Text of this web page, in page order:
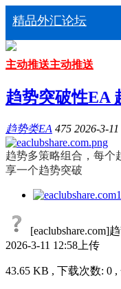
精品外汇论坛
主动推送主动推送
趋势突破性EA
趋势类EA 475 2026-3-
趋势多策略组合，每个
享一个趋势突破
[eaclubshare.com]
2026-3-11 12:58上传
43.65 KB , 下载次数: 0 ,